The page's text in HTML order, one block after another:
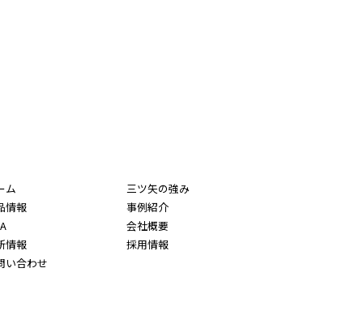
ム
三ツ矢の強み
情報
事例紹介
会社概要
情報
採用情報
い合わせ